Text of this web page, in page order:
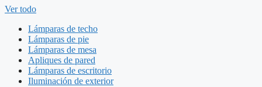
Ver todo
Lámparas de techo
Lámparas de pie
Lámparas de mesa
Apliques de pared
Lámparas de escritorio
Iluminación de exterior